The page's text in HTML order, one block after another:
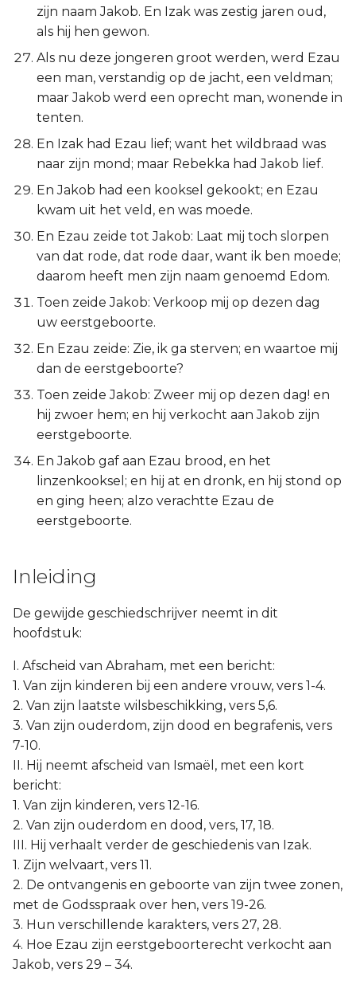
zijn naam Jakob. En Izak was zestig jaren oud,
als hij hen gewon.
Als nu deze jongeren groot werden, werd Ezau
een man, verstandig op de jacht, een veldman;
maar Jakob werd een oprecht man, wonende in
tenten.
En Izak had Ezau lief; want het wildbraad was
naar zijn mond; maar Rebekka had Jakob lief.
En Jakob had een kooksel gekookt; en Ezau
kwam uit het veld, en was moede.
En Ezau zeide tot Jakob: Laat mij toch slorpen
van dat rode, dat rode daar, want ik ben moede;
daarom heeft men zijn naam genoemd Edom.
Toen zeide Jakob: Verkoop mij op dezen dag
uw eerstgeboorte.
En Ezau zeide: Zie, ik ga sterven; en waartoe mij
dan de eerstgeboorte?
Toen zeide Jakob: Zweer mij op dezen dag! en
hij zwoer hem; en hij verkocht aan Jakob zijn
eerstgeboorte.
En Jakob gaf aan Ezau brood, en het
linzenkooksel; en hij at en dronk, en hij stond op
en ging heen; alzo verachtte Ezau de
eerstgeboorte.
Inleiding
De gewijde geschiedschrijver neemt in dit
hoofdstuk:
I. Afscheid van Abraham, met een bericht:
1. Van zijn kinderen bij een andere vrouw, vers 1-4.
2. Van zijn laatste wilsbeschikking, vers 5,6.
3. Van zijn ouderdom, zijn dood en begrafenis, vers
7-10.
II. Hij neemt afscheid van Ismaël, met een kort
bericht:
1. Van zijn kinderen, vers 12-16.
2. Van zijn ouderdom en dood, vers, 17, 18.
III. Hij verhaalt verder de geschiedenis van Izak.
1. Zijn welvaart, vers 11.
2. De ontvangenis en geboorte van zijn twee zonen,
met de Godsspraak over hen, vers 19-26.
3. Hun verschillende karakters, vers 27, 28.
4. Hoe Ezau zijn eerstgeboorterecht verkocht aan
Jakob, vers 29 – 34.